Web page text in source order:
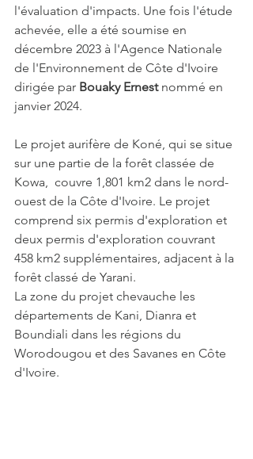
l'évaluation d'impacts. Une fois l'étude
achevée, elle a été soumise en
décembre 2023 à l'Agence Nationale
de l'Environnement de Côte d'Ivoire
dirigée par Bouaky Ernest nommé en
janvier 2024.
Le projet aurifère de Koné, qui se situe
sur une partie de la forêt classée de
Kowa,  couvre 1,801 km2 dans le nord-
ouest de la Côte d'Ivoire. Le projet
comprend six permis d'exploration et
deux permis d'exploration couvrant
458 km2 supplémentaires, adjacent à la
forêt classé de Yarani.
La zone du projet chevauche les
départements de Kani, Dianra et
Boundiali dans les régions du
Worodougou et des Savanes en Côte
d'Ivoire.